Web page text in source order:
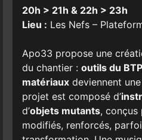
20h > 21h & 22h > 23h
Lieu : Les Nefs –
Apo33 propose une
du chantier : outils du
matériauxdeviennent
projet est composé d’
d’objets mutants, conçus
modifiés, renforcés,